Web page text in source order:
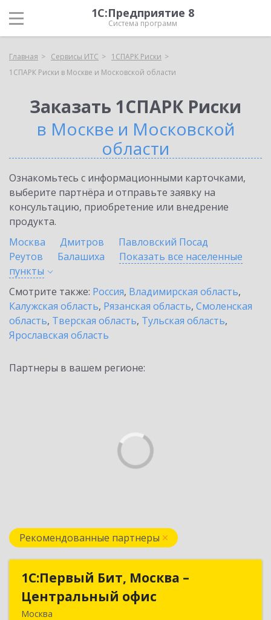
1С:Предприятие 8
Система программ
Главная Сервисы ИТС
1СПАРК Риски
1СПАРК Риски в Москве и Московской области
Заказать 1СПАРК Риски
в Москве и Московской
области
Ознакомьтесь с информационными карточками,
выберите партнёра и отправьте заявку на
консультацию, приобретение или внедрение
продукта.
Москва
Дмитров
Павловский Посад
Реутов
Балашиха
Показать все населенные
пункты
Смотрите также: Россия, Владимирская область,
Калужская область, Рязанская область, Смоленская
область, Тверская область, Тульская область,
Ярославская область
Партнеры в вашем регионе:
Рекомендованные партнеры
1С:Первый Бит, Москва –
Центральный офис
Москва
1С:Первый Бит, Москва –
Центральный офис